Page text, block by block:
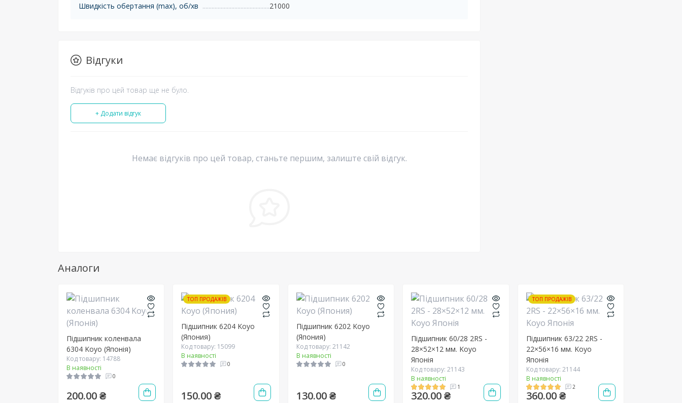
Швидкість обертання (max), об/хв 21000
Відгуки
Відгуків про цей товар ще не було.
+ Додати відгук
Немає відгуків про цей товар, станьте першим, залиште свій відгук.
Аналоги
Підшипник коленвала
6304 Koyo (Японія)
Код товару: 14788
В наявності
0
200.00 ₴
ТОП ПРОДАЖІВ
Підшипник 6204 Koyo
(Япония)
Код товару: 15099
В наявності
0
150.00 ₴
Підшипник 6202 Koyo
(Япония)
Код товару: 21142
В наявності
0
130.00 ₴
Підшипник 60/28 2RS -
28×52×12 мм. Koyo
Японія
Код товару: 21143
В наявності
1
320.00 ₴
ТОП ПРОДАЖІВ
Підшипник 63/22 2RS -
22×56×16 мм. Koyo
Японія
Код товару: 21144
В наявності
2
360.00 ₴